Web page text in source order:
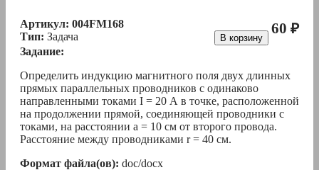
Артикул: 004FM168 60 ₽
В корзину
Тип: Задача
Задание:
Определить индукцию магнитного поля двух длинных
прямых параллельных проводников с одинаково
направленными токами I = 20 А в точке, расположенной
на продолжении прямой, соединяющей проводники с
токами, на расстоянии а = 10 см от второго провода.
Расстояние между проводниками r = 40 см.
Формат файла(ов): doc/docx